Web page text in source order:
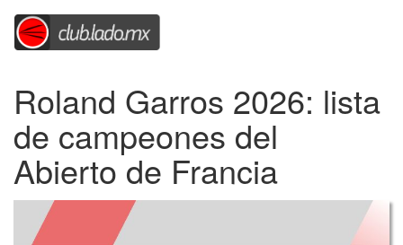
Roland Garros 2026: lista
de campeones del
Abierto de Francia